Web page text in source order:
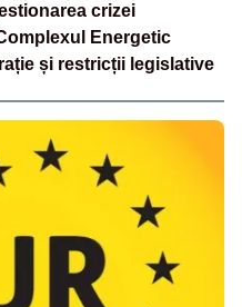
crizei
Energetic
și restricții legislative